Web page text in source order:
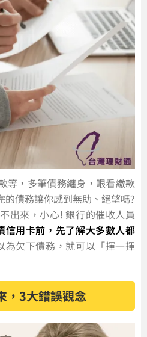
等，多筆債務纏身，眼看繳款
債務讓你感到無助、絕望嗎?
出來，小心! 銀行的催收人員
信用卡前，先了解大多數人都
為欠下債務，就可以「揮一揮
，3大錯誤觀念